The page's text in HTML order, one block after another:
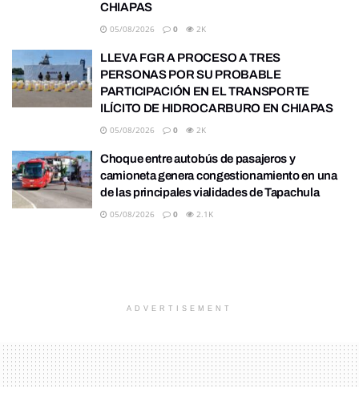
CHIAPAS
05/08/2026 0 2K
LLEVA FGR A PROCESO A TRES
PERSONAS POR SU PROBABLE
PARTICIPACIÓN EN EL TRANSPORTE
ILÍCITO DE HIDROCARBURO EN CHIAPAS
05/08/2026 0 2K
Choque entre autobús de pasajeros y
camioneta genera congestionamiento en una
de las principales vialidades de Tapachula
05/08/2026 0 2.1K
ADVERTISEMENT